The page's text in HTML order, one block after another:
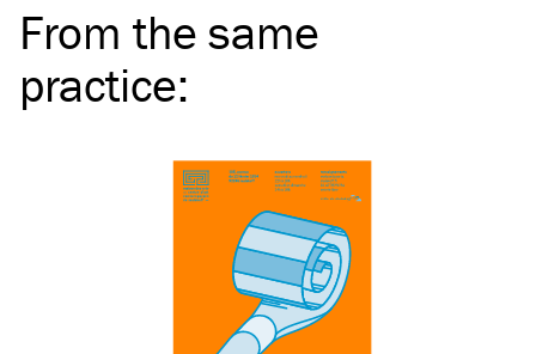
From the same
practice: